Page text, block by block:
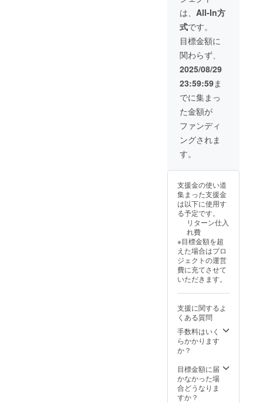
依頼くださ
い。
お受け取り
いただけず
弊社倉庫に
返送された
場合、再送
手数料およ
び送料（合
計1,500円・
税込）をご
負担いただ
きます。
●ご住所の誤
入力につい
て<
ご支援時に
ご登録いた
だいたご住
所に誤りが
あり返送さ
れた場合
も、再送費
用をご負担
いただきま
す。入力内
容にお間違
いがないよ
うご注意く
ださい。
月を想
定して
す。 ※
製造状
況によ
り出荷
時期が
遅れる
場合が
ござい
ます。
※商品代
を安く
する為
に工数
り出荷
連絡は
致しま
せん。
CAMPF
IREメッ
セージ
をご覧
くださ
い。 ※
保管期
限超過
などに
より荷
物が弊
社へ返
送され
た場
合、再
び送料
（1,500
円）を
【配送
時期】
商品到
着は
2025年
9月～10
月を想
おりま
す。 ※
製造状
況によ
り出荷
時期が
遅れる
ます。
※商品代
を安く
する為
に工数
削減を
してお
り出荷
連絡は
致しま
せん。
CAMPF
IREメッ
セージ
をご覧
くださ
い。 ※
保管期
限超過
物が弊
社へ返
送され
す。 ワ
イン、
ハイ
ボー
ル、牛
乳、ア
イス
コー
ヒー、
ソフト
ドリン
ク、等
は薄く
ならな
く長時
冷やし
続け楽
しめま
す。
【配送
時期】
2025年
2月中に
配送さ
せて頂
きま
す。 ※
製造状
況によ
時期が
遅れる
場合が
ござい
を安く
する為
に工数
瞬間冷
却
KINKIN
solid（
8個入
り）×4
個 └
トング
×4個 便
利グッ
ズ ビー
ルを瞬
間冷
却、長
時間キ
た状態
めま
す。 ワ
イン、
ハイ
ボー
乳、ア
イス
コー
ヒー、
ソフト
ドリン
は薄く
ならな
く長時
間キン
キンに
続け楽
しめま
す。
【配送
は、 All-In方
式です。
目標金額に
関わらず、
2025/08/29
23:59:59ま
でに集まっ
た金額が
ファンディ
ングされま
す。
支援金の使い道
集まった支援金
は以下に使用す
る予定です。
リターン仕入
れ費
※目標金額を超
えた場合はプロ
ジェクトの運営
費に充てさせて
いただきます。
支援に関するよ
くある質問
手数料はいく
らかかります
か？
目標金額に届
かなかった場
合どうなりま
すか？